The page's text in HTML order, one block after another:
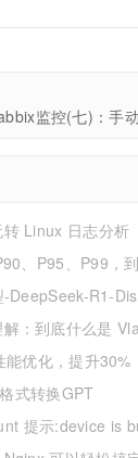
监控(七)：手
Linux 日志分析
、P95、P99，
-DeepSeek-R1-
：到底什么是
优化，提升30%
式转换GPT
提示:device is
info about